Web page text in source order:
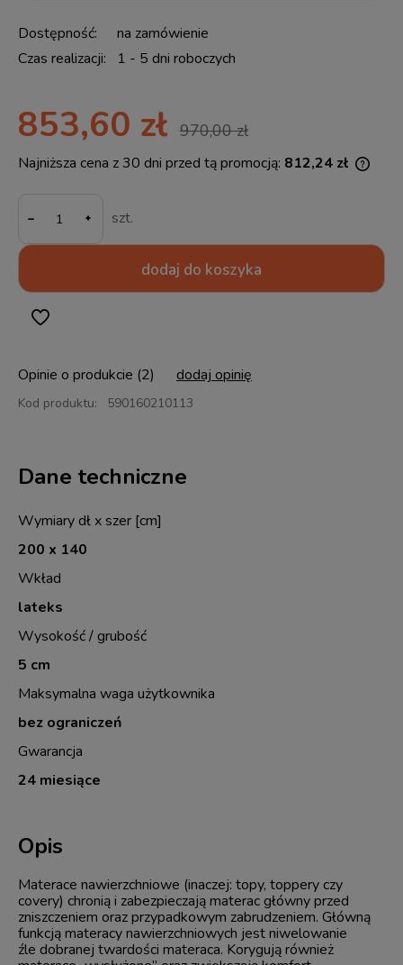
Dostępność:
na zamówienie
Czas realizacji:
1 - 5 dni roboczych
853,60 zł 970,00 zł
Najniższa cena z 30 dni przed tą promocją: 812,24 zł
- szt.
dodaj do koszyka
Kod produktu: 590160210113
Opinie o produkcie (2) dodaj opinię
Opis
Materace nawierzchniowe (inaczej: topy, toppery czy
covery) chronią i zabezpieczają materac główny przed
zniszczeniem oraz przypadkowym zabrudzeniem. Główną
funkcją materacy nawierzchniowych jest niwelowanie
źle dobranej twardości materaca. Korygują również
Dane techniczne
Wymiary dł x szer [cm]
200 x 140
Wkład
lateks
Wysokość / grubość
5 cm
Maksymalna waga użytkownika
bez ograniczeń
Gwarancja
24 miesiące